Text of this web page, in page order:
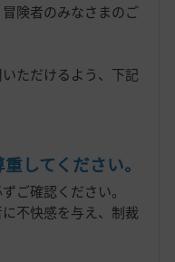
険者のみなさまのご
ただけるよう、下記
してください。
ご確認ください。
不快感を与え、制裁